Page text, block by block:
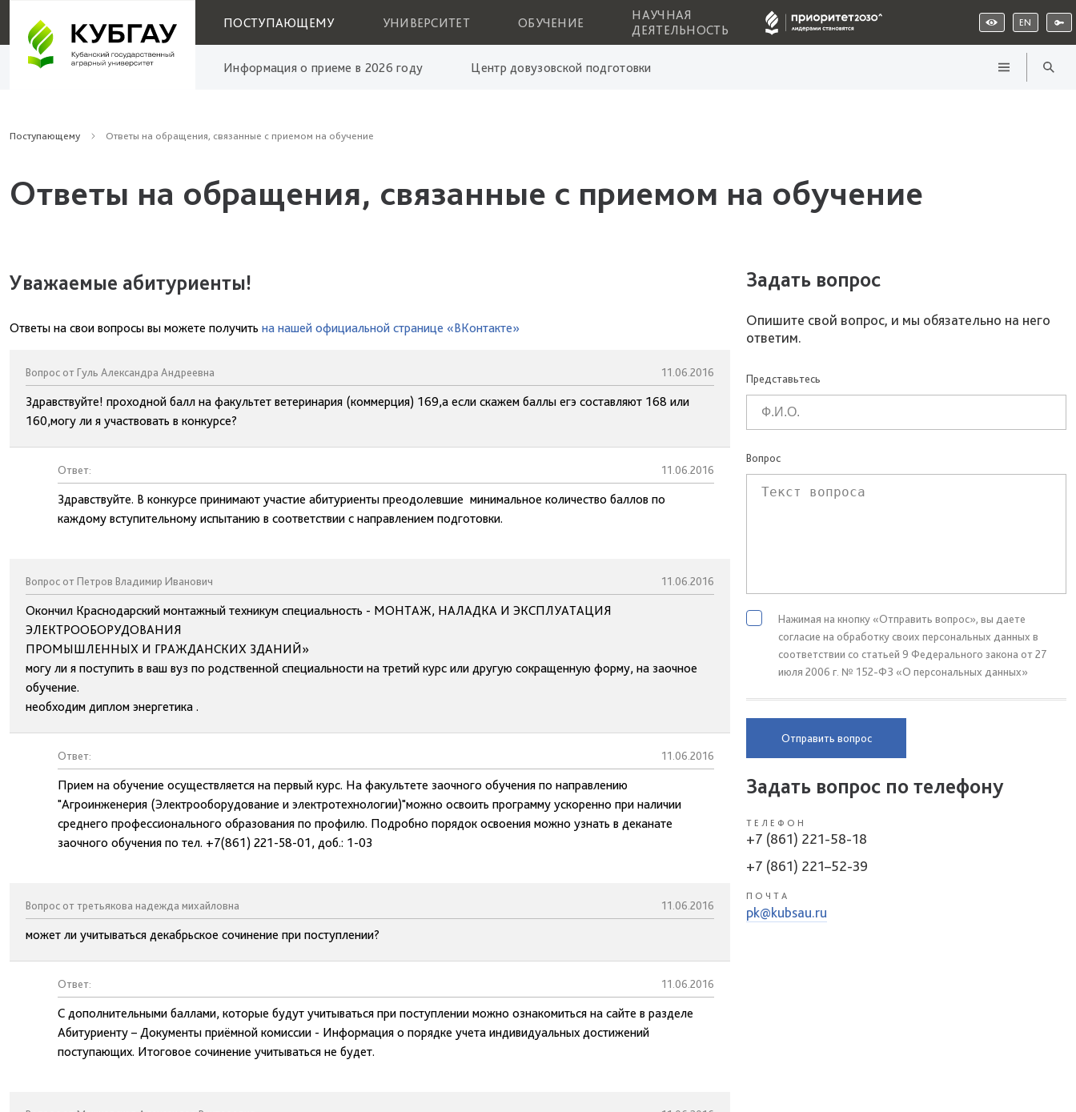
ПОСТУПАЮЩЕМУ УНИВЕРСИТЕТ ОБУЧЕНИЕ
НАУЧНАЯ
ДЕЯТЕЛЬНОСТЬ
EN
Информация о приеме в 2026 году Центр довузовской подготовки
Поступающему Ответы на обращения, связанные с приемом на обучение
Ответы на обращения, связанные с приемом на обучение
Уважаемые абитуриенты!
Ответы на свои вопросы вы можете получить на нашей официальной странице «ВКонтакте»
Вопрос от Гуль Александра Андреевна 11.06.2016
Здравствуйте! проходной балл на факультет ветеринария (коммерция) 169,а если скажем баллы егэ составляют 168 или
160,могу ли я участвовать в конкурсе?
Ответ: 11.06.2016
Здравствуйте. В конкурсе принимают участие абитуриенты преодолевшие минимальное количество баллов по
каждому вступительному испытанию в соответствии с направлением подготовки.
Вопрос от Петров Владимир Иванович 11.06.2016
Окончил Краснодарский монтажный техникум специальность - МОНТАЖ, НАЛАДКА И ЭКСПЛУАТАЦИЯ
ЭЛЕКТРООБОРУДОВАНИЯ
ПРОМЫШЛЕННЫХ И ГРАЖДАНСКИХ ЗДАНИЙ»
могу ли я поступить в ваш вуз по родственной специальности на третий курс или другую сокращенную форму, на заочное
обучение.
необходим диплом энергетика .
Ответ: 11.06.2016
Прием на обучение осуществляется на первый курс. На факультете заочного обучения по направлению
"Агроинженерия (Электрооборудование и электротехнологии)"можно освоить программу ускоренно при наличии
среднего профессионального образования по профилю. Подробно порядок освоения можно узнать в деканате
заочного обучения по тел. +7(861) 221-58-01, доб.: 1-03
Вопрос от третьякова надежда михайловна 11.06.2016
может ли учитываться декабрьское сочинение при поступлении?
Ответ: 11.06.2016
С дополнительными баллами, которые будут учитываться при поступлении можно ознакомиться на сайте в разделе
Абитуриенту – Документы приёмной комиссии - Информация о порядке учета индивидуальных достижений
поступающих. Итоговое сочинение учитываться не будет.
Задать вопрос
Опишите свой вопрос, и мы обязательно на него
ответим.
Представьтесь
Вопрос
Нажимая на кнопку «Отправить вопрос», вы даете
согласие на обработку своих персональных данных в
соответствии со статьей 9 Федерального закона от 27
июля 2006 г. № 152-ФЗ «О персональных данных»
Отправить вопрос
Задать вопрос по телефону
ТЕЛЕФОН
+7 (861) 221-58-18
+7 (861) 221–52-39
ПОЧТА
pk@kubsau.ru